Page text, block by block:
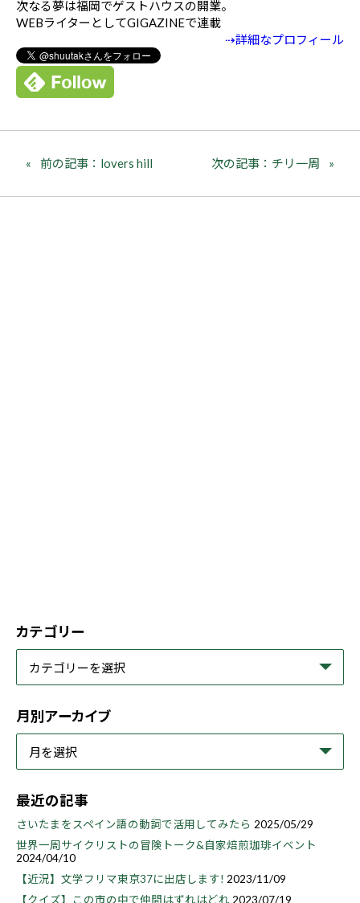
次なる夢は福岡でゲストハウスの開業。
WEBライターとしてGIGAZINEで連載
⇢詳細なプロフィール
前の記事：lovers hill 次の記事：チリ一周
カテゴリー
月別アーカイブ
最近の記事
さいたまをスペイン語の動詞で活用してみたら 2025/05/29
世界一周サイクリストの冒険トーク&自家焙煎珈琲イベント
2024/04/10
【近況】文学フリマ東京37に出店します! 2023/11/09
【クイズ】この市の中で仲間はずれはどれ 2023/07/19